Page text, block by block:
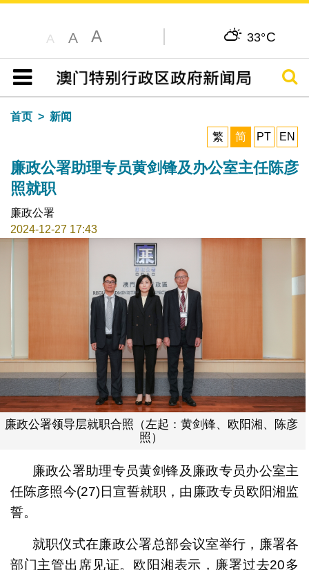
A A A 33°C
目录
搜寻
首页
新闻
繁
简 PT EN
廉政公署助理专员黄剑锋及办公室主任陈彦
照就职
廉政公署
2024-12-27 17:43
廉政公署领导层就职合照（左起：黄剑锋、欧阳湘、陈彦
照）
廉政公署助理专员黄剑锋及廉政专员办公室主
任陈彦照今(27)日宣誓就职，由廉政专员欧阳湘监
誓。
就职仪式在廉政公署总部会议室举行，廉署各
部门主管出席见证。欧阳湘表示，廉署过去20多